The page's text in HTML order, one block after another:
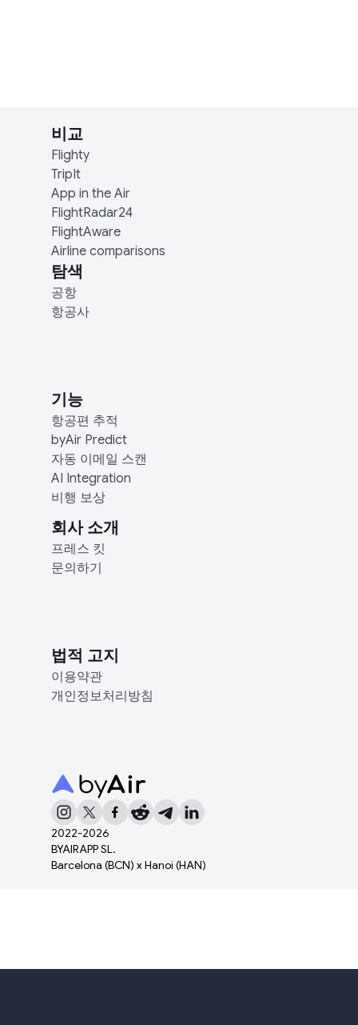
2022-2026
BYAIRAPP SL.
Barcelona (BCN) x Hanoi (HAN)
비교
Flighty
TripIt
App in the Air
FlightRadar24
FlightAware
Airline comparisons
탐색
공항
항공사
기능
항공편 추적
byAir Predict
자동 이메일 스캔
AI Integration
비행 보상
회사 소개
프레스 킷
문의하기
법적 고지
이용약관
개인정보처리방침